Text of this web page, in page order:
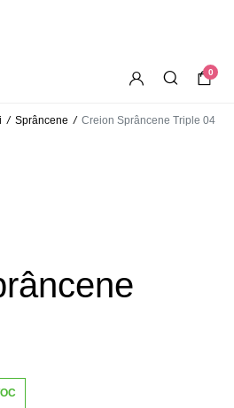
0
/ Sprâncene / Creion Sprâncene Triple 04